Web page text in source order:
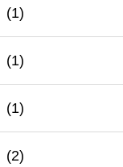
(1)
(1)
(1)
(2)